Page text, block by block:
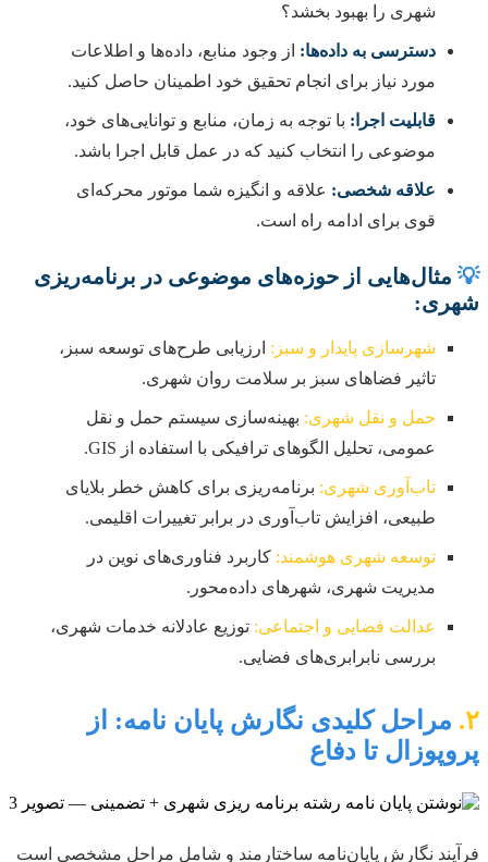
شهری را بهبود بخشد؟
دسترسی به داده‌ها: از وجود منابع، داده‌ها و اطلاعات
مورد نیاز برای انجام تحقیق خود اطمینان حاصل کنید.
قابلیت اجرا: با توجه به زمان، منابع و توانایی‌های خود،
موضوعی را انتخاب کنید که در عمل قابل اجرا باشد.
علاقه شخصی: علاقه و انگیزه شما موتور محرکه‌ای
قوی برای ادامه راه است.
💡 مثال‌هایی از حوزه‌های موضوعی در برنامه‌ریزی
شهری:
شهرسازی پایدار و سبز: ارزیابی طرح‌های توسعه سبز،
تاثیر فضاهای سبز بر سلامت روان شهری.
حمل و نقل شهری: بهینه‌سازی سیستم حمل و نقل
عمومی، تحلیل الگوهای ترافیکی با استفاده از GIS.
تاب‌آوری شهری: برنامه‌ریزی برای کاهش خطر بلایای
طبیعی، افزایش تاب‌آوری در برابر تغییرات اقلیمی.
توسعه شهری هوشمند: کاربرد فناوری‌های نوین در
مدیریت شهری، شهرهای داده‌محور.
عدالت فضایی و اجتماعی: توزیع عادلانه خدمات شهری،
بررسی نابرابری‌های فضایی.
۲. مراحل کلیدی نگارش پایان نامه: از
پروپوزال تا دفاع
فرآیند نگارش پایان‌نامه ساختارمند و شامل مراحل مشخصی است